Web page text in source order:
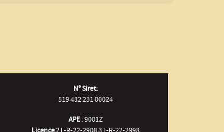
N° Siret:
519 432 231 00024
APE: 9001Z
Licence2 L-R-22-2908 3 L-R-22-2998